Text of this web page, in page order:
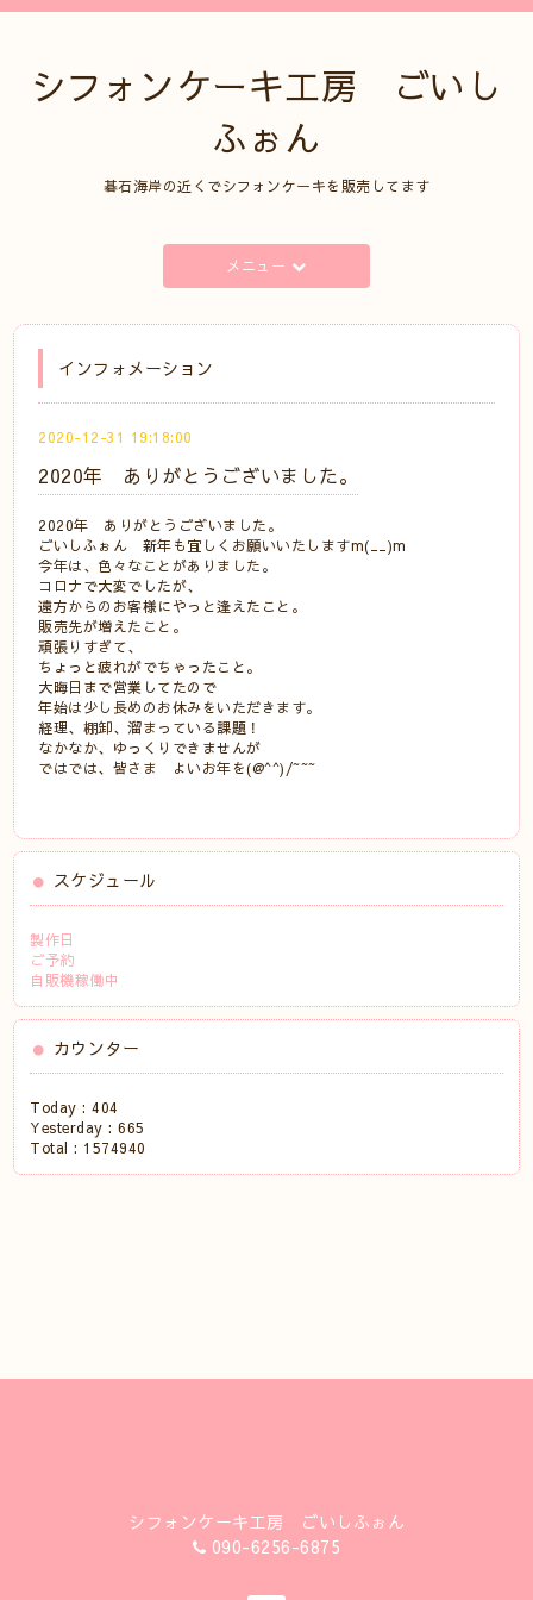
シフォンケーキ工房 ごいし
ふぉん
碁石海岸の近くでシフォンケーキを販売してます
メニュー
インフォメーション
2020-12-31 19:18:00
2020年 ありがとうございました。
2020年 ありがとうございました。
ごいしふぉん 新年も宜しくお願いいたしますm(__)m
今年は、色々なことがありました。
コロナで大変でしたが、
遠方からのお客様にやっと逢えたこと。
販売先が増えたこと。
頑張りすぎて、
ちょっと疲れがでちゃったこと。
大晦日まで営業してたので
年始は少し長めのお休みをいただきます。
経理、棚卸、溜まっている課題！
なかなか、ゆっくりできませんが
ではでは、皆さま よいお年を(@^^)/~~~
スケジュール
製作日
ご予約
自販機稼働中
カウンター
Today :404
Yesterday :665
Total : 1574940
シフォンケーキ工房 ごいしふぉん
090-6256-6875